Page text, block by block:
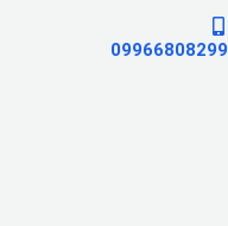
09966808299